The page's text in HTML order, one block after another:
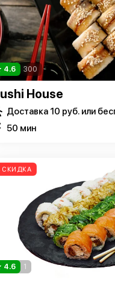
4.6 300
House
Доставка 10 руб. или
50 мин
СКИДКА
4.6 1